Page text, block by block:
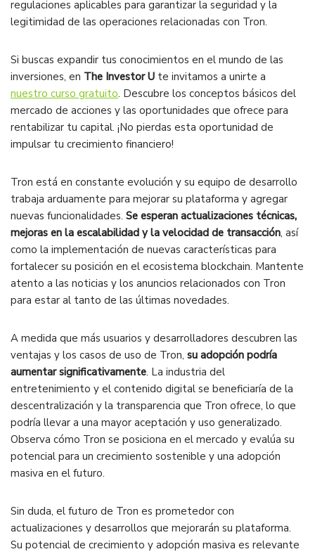
regulaciones aplicables para garantizar la seguridad y la
legitimidad de las operaciones relacionadas con Tron.
Si buscas expandir tus conocimientos en el mundo de las
inversiones, en The Investor U te invitamos a unirte a
nuestro curso gratuito. Descubre los conceptos básicos del
mercado de acciones y las oportunidades que ofrece para
rentabilizar tu capital. ¡No pierdas esta oportunidad de
impulsar tu crecimiento financiero!
Tron está en constante evolución y su equipo de desarrollo
trabaja arduamente para mejorar su plataforma y agregar
nuevas funcionalidades. Se esperan actualizaciones técnicas,
mejoras en la escalabilidad y la velocidad de transacción, así
como la implementación de nuevas características para
fortalecer su posición en el ecosistema blockchain. Mantente
atento a las noticias y los anuncios relacionados con Tron
para estar al tanto de las últimas novedades.
A medida que más usuarios y desarrolladores descubren las
ventajas y los casos de uso de Tron, su adopción podría
aumentar significativamente. La industria del
entretenimiento y el contenido digital se beneficiaría de la
descentralización y la transparencia que Tron ofrece, lo que
podría llevar a una mayor aceptación y uso generalizado.
Observa cómo Tron se posiciona en el mercado y evalúa su
potencial para un crecimiento sostenible y una adopción
masiva en el futuro.
Sin duda, el futuro de Tron es prometedor con
actualizaciones y desarrollos que mejorarán su plataforma.
Su potencial de crecimiento y adopción masiva es relevante